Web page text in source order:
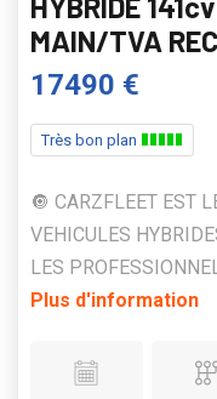
MAIN/TVA
17490 €
Très bon plan
🔘 CARZFLEET EST
VEHICULES
LES
Plus d'information